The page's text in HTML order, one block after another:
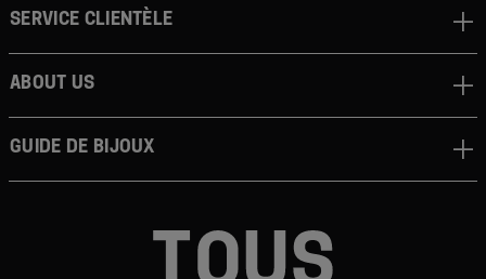
Service clientèle
About us
Guide de bijoux